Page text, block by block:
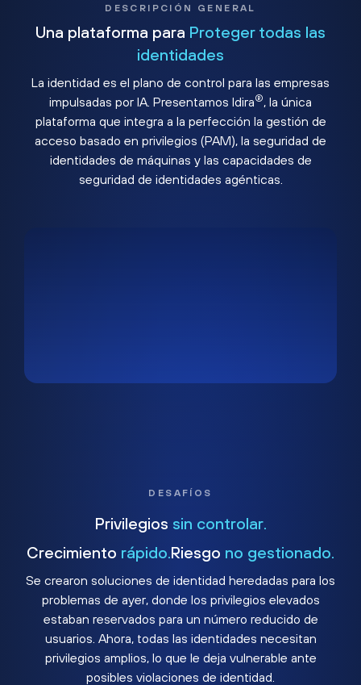
DESCRIPCIÓN GENERAL
Una plataforma para Proteger todas las
identidades
La identidad es el plano de control para las empresas
impulsadas por IA. Presentamos Idira®, la única
plataforma que integra a la perfección la gestión de
acceso basado en privilegios (PAM), la seguridad de
identidades de máquinas y las capacidades de
seguridad de identidades agénticas.
DESAFÍOS
Privilegios sin controlar.
Crecimiento rápido. Riesgo no gestionado.
Se crearon soluciones de identidad heredadas para los
problemas de ayer, donde los privilegios elevados
estaban reservados para un número reducido de
usuarios. Ahora, todas las identidades necesitan
privilegios amplios, lo que le deja vulnerable ante
posibles violaciones de identidad.